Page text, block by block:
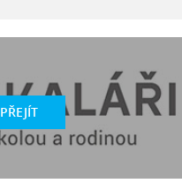
PŘEJÍT